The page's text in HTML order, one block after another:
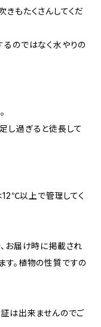
もたくさんしてくだ
のではなく水やりの
し過ぎると徒長して
以上で管理してく
お届け時に掲載され
。植物の性質ですの
は出来ませんのでご